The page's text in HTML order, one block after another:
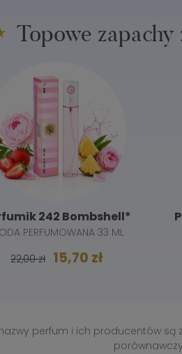
Topowe zapachy
242 Bombshell*
PERFUMOWANA 33 ML
22,00 zł
15,70 zł
perfum i ich producentów